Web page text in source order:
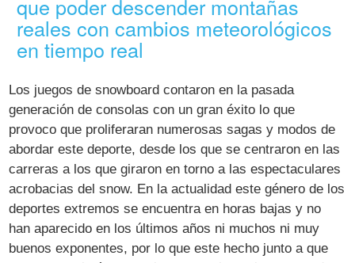
que poder descender montañas
reales con cambios meteorológicos
en tiempo real
Los juegos de snowboard contaron en la pasada
generación de consolas con un gran éxito lo que
provoco que proliferaran numerosas sagas y modos de
abordar este deporte, desde los que se centraron en las
carreras a los que giraron en torno a las espectaculares
acrobacias del snow. En la actualidad este género de los
deportes extremos se encuentra en horas bajas y no
han aparecido en los últimos años ni muchos ni muy
buenos exponentes, por lo que este hecho junto a que